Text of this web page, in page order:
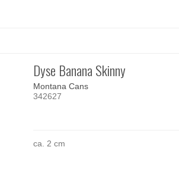
Dyse Banana Skinny
Montana Cans
342627
ca. 2 cm